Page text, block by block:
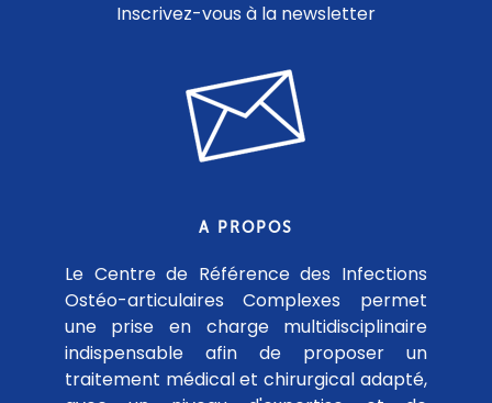
Inscrivez-vous à la newsletter
A PROPOS
Le Centre de Référence des Infections
Ostéo-articulaires Complexes permet
une prise en charge multidisciplinaire
indispensable afin de proposer un
traitement médical et chirurgical adapté,